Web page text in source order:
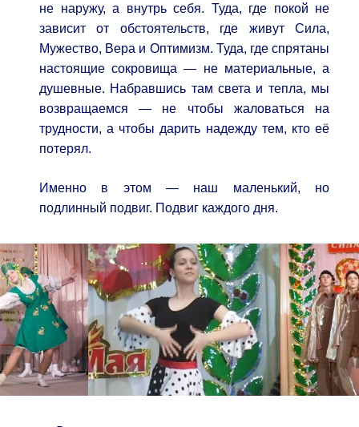
не наружу, а внутрь себя. Туда, где покой не
зависит от обстоятельств, где живут Сила,
Мужество, Вера и Оптимизм. Туда, где спрятаны
настоящие сокровища — не материальные, а
душевные. Набравшись там света и тепла, мы
возвращаемся — не чтобы жаловаться на
трудности, а чтобы дарить надежду тем, кто её
потерял.
Именно в этом — наш маленький, но
подлинный подвиг. Подвиг каждого дня.